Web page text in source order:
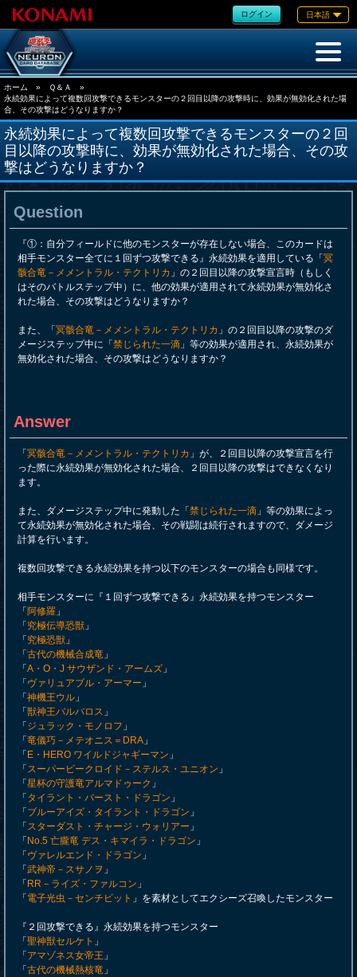
ログイン 日本語
ホーム » Ｑ＆Ａ
»
永続効果によって複数回攻撃できるモンスターの２回目以降の攻撃時に、効果が無効化された場
合、その攻撃はどうなりますか？
永続効果によって複数回攻撃できるモンスターの２回
目以降の攻撃時に、効果が無効化された場合、その攻
撃はどうなりますか？
Question
『①：自分フィールドに他のモンスターが存在しない場合、このカードは
相手モンスター全てに１回ずつ攻撃できる』永続効果を適用している「 冥
骸合竜－メメントラル・テクトリカ 」の２回目以降の攻撃宣言時（もしく
はそのバトルステップ中）に、他の効果が適用されて永続効果が無効化さ
れた場合、その攻撃はどうなりますか？
また、「 冥骸合竜－メメントラル・テクトリカ 」の２回目以降の攻撃のダ
メージステップ中に「 禁じられた一滴 」等の効果が適用され、永続効果が
無効化された場合、その攻撃はどうなりますか？
Answer
「 冥骸合竜－メメントラル・テクトリカ 」が、２回目以降の攻撃宣言を行
った際に永続効果が無効化された場合、２回目以降の攻撃はできなくなり
ます。
また、ダメージステップ中に発動した「 禁じられた一滴 」等の効果によっ
て永続効果が無効化された場合、その戦闘は続行されますので、ダメージ
計算を行います。
複数回攻撃できる永続効果を持つ以下のモンスターの場合も同様です。
相手モンスターに『１回ずつ攻撃できる』永続効果を持つモンスター
「 阿修羅 」
「 究極伝導恐獣 」
「 究極恐獣 」
「 古代の機械合成竜 」
「 A・O・J サウザンド・アームズ 」
「 ヴァリュアブル・アーマー 」
「 神機王ウル 」
「 獣神王バルバロス 」
「 ジュラック・モノロフ 」
「 竜儀巧－メテオニス＝DRA 」
「 E・HERO ワイルドジャギーマン 」
「 スーパービークロイド－ステルス・ユニオン 」
「 星杯の守護竜アルマドゥーク 」
「 タイラント・バースト・ドラゴン 」
「 ブルーアイズ・タイラント・ドラゴン 」
「 スターダスト・チャージ・ウォリアー 」
「 No.5 亡朧竜 デス・キマイラ・ドラゴン 」
「 ヴァレルエンド・ドラゴン 」
「 武神帝－スサノヲ 」
「 RR－ライズ・ファルコン 」
「 電子光虫－センチビット 」を素材としてエクシーズ召喚したモンスター
『２回攻撃できる』永続効果を持つモンスター
「 聖神獣セルケト 」
「 アマゾネス女帝王 」
「 古代の機械熱核竜 」